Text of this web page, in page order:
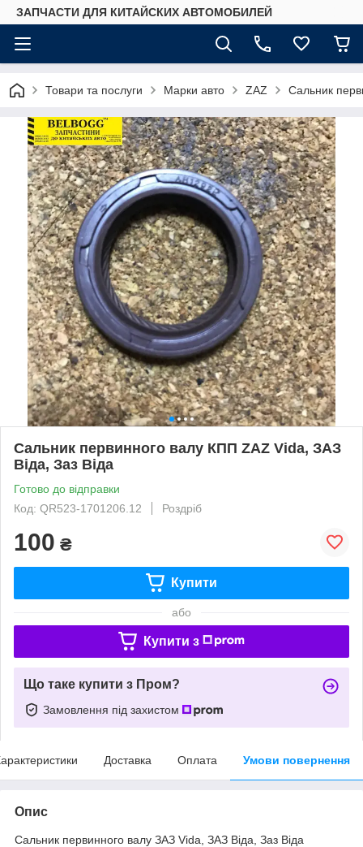
ЗАПЧАСТИ ДЛЯ КИТАЙСКИХ АВТОМОБИЛЕЙ
Товари та послуги Марки авто ZAZ Сальник
Сальник первинного валу КПП ZAZ Vida, ЗАЗ
Віда, Заз Віда
Готово до відправки
Код: QR523-1701206.12
Роздріб
100 ₴
Купити
або
Купити з
Що таке купити з Пром?
Замовлення під захистом
Доставка Оплата Умови повернення
Опис
Сальник первинного валу ЗАЗ Vida, ЗАЗ Віда, Заз Віда